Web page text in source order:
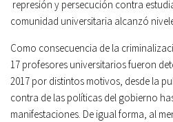
represión y persecución contra
comunidad universitaria alcanzó
Como consecuencia de la
17 profesores universitarios fueron
2017 por distintos motivos, desde la
contra de las políticas del gobierno
manifestaciones. De igual forma, al